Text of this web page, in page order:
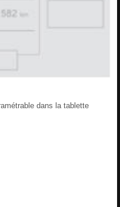
dans la tablette